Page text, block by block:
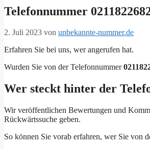
Telefonnummer
2. Juli 2023 von unbekannte-nummer.de
Erfahren Sie bei uns, wer angerufen hat.
Wurden Sie von der Telefonnummer
Wer steckt hinter der
Wir veröffentlichen Bewertungen und
Rückwärtssuche geben.
So können Sie vorab erfahren, wer Sie von